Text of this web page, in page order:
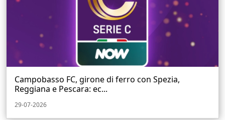
Campobasso FC, girone di ferro con Spezia,
Reggiana e Pescara: ec...
29-07-2026